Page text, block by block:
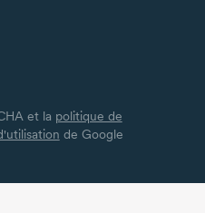
et la politique de
de Google